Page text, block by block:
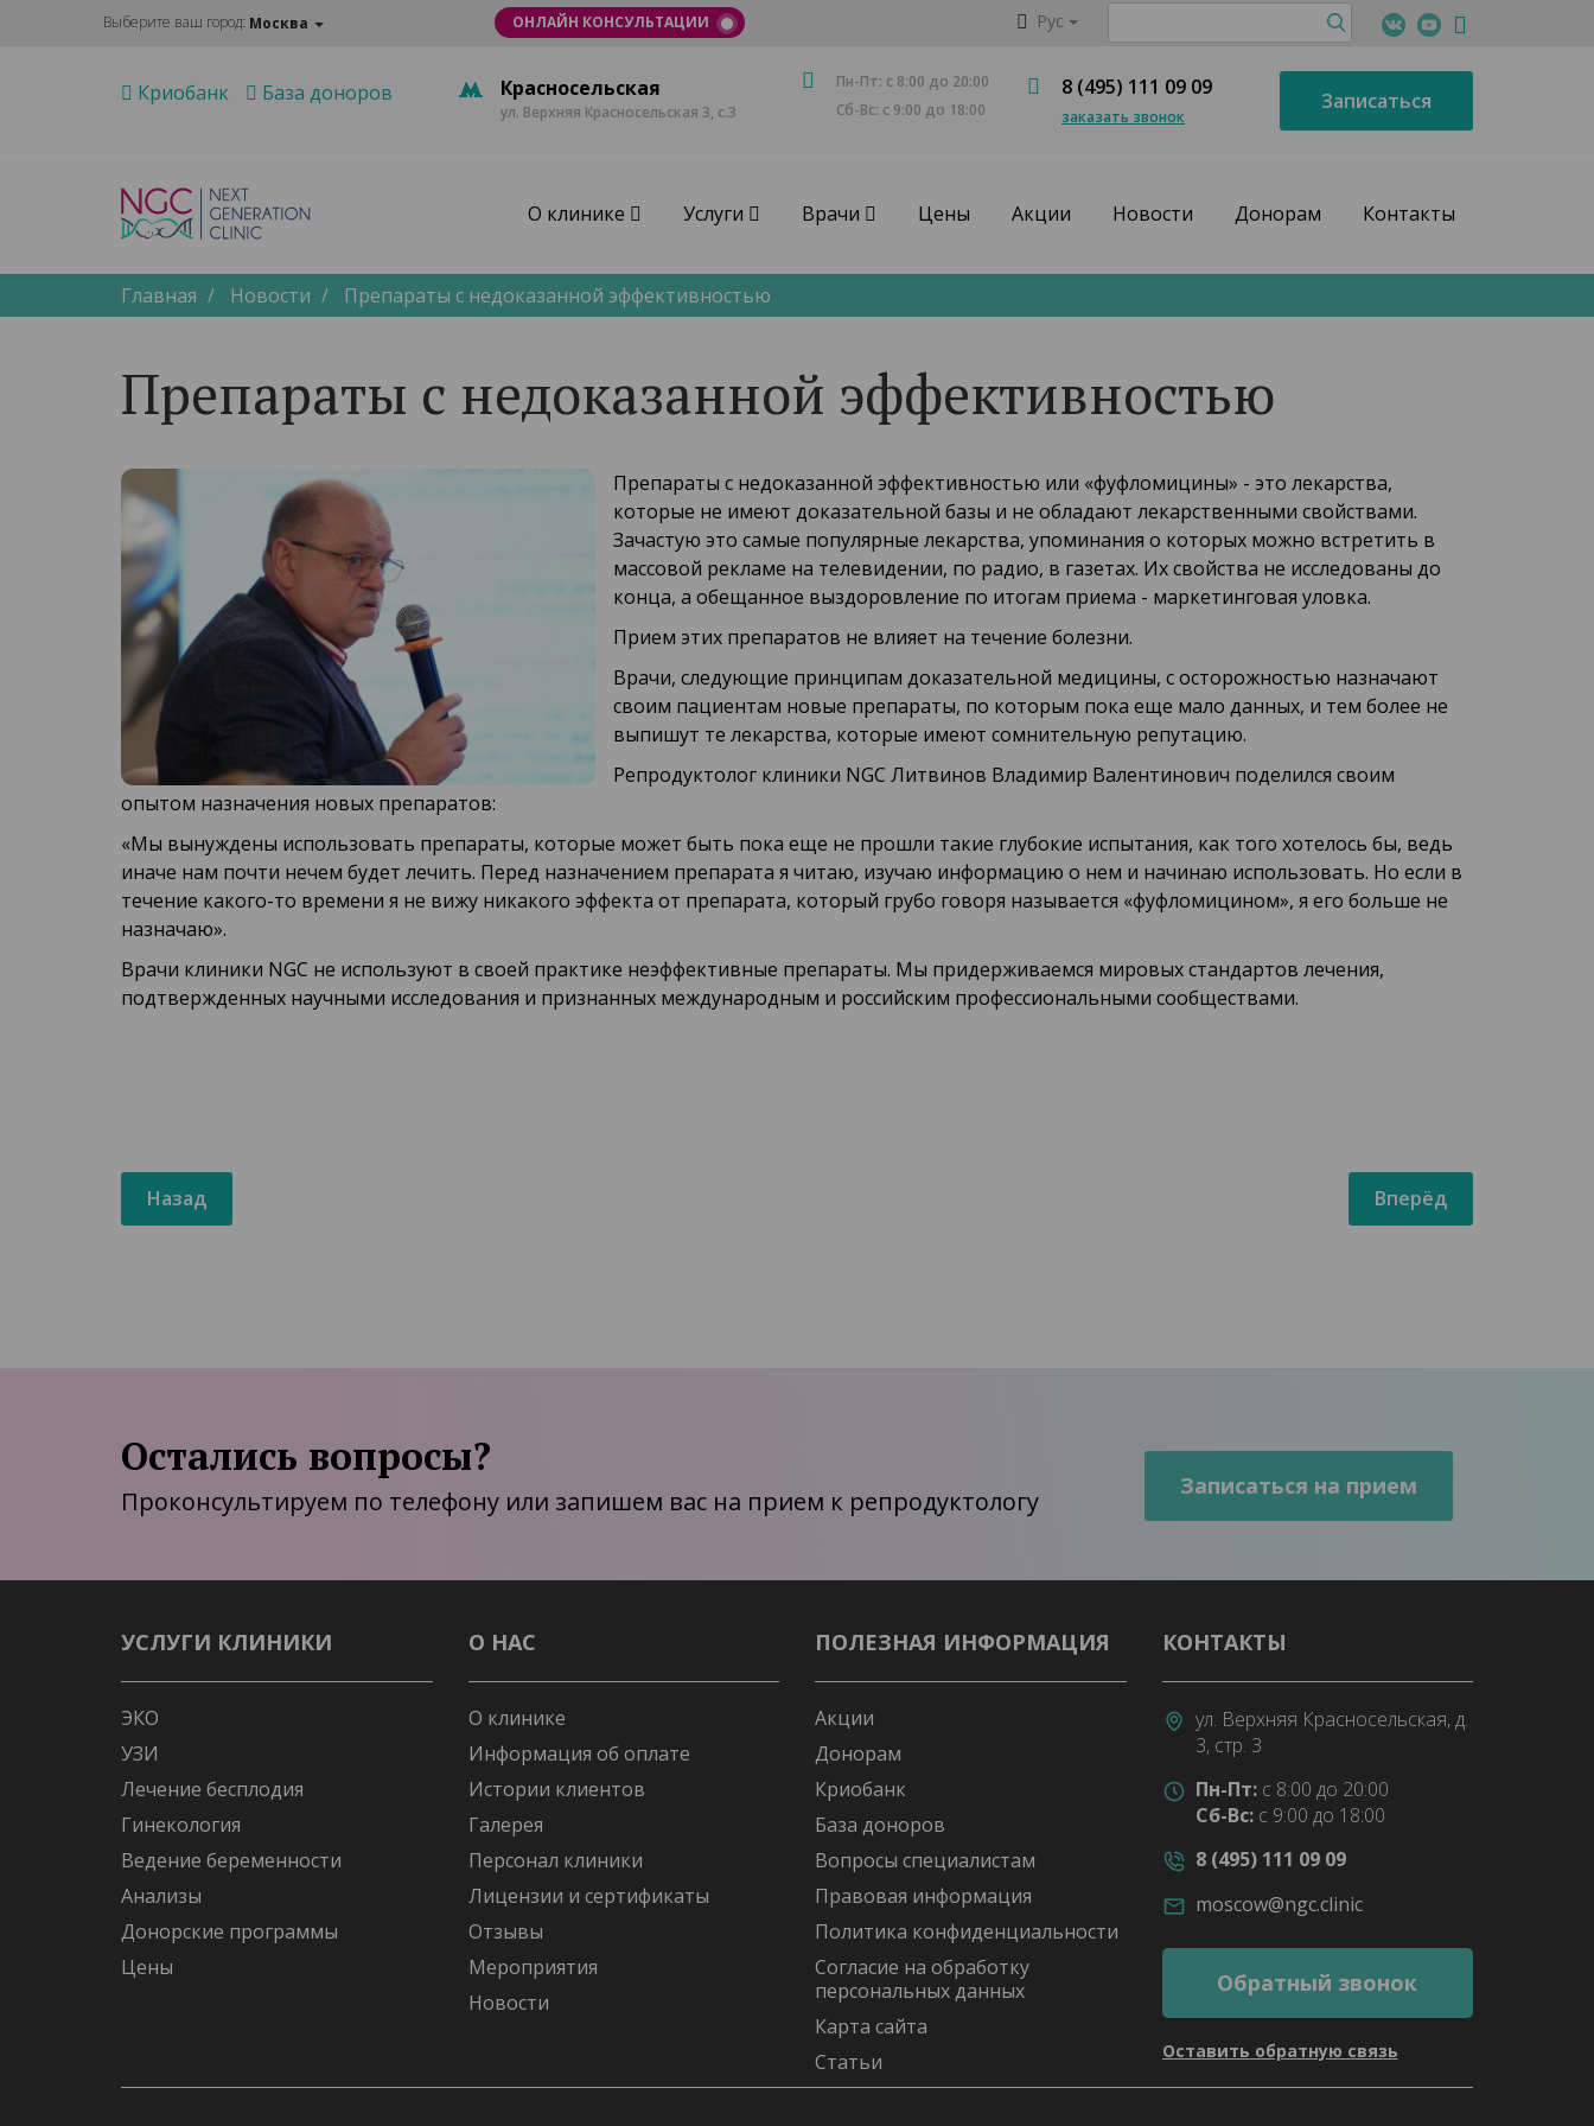
Выберите ваш город: Москва ОНЛАЙН КОНСУЛЬТАЦИИ Рус
Криобанк База доноров Красносельская
ул. Верхняя Красносельская 3, с.3
Пн-Пт: с 8:00 до 20:00
Сб-Вс: с 9:00 до 18:00
8 (495) 111 09 09
заказать звонок
Записаться
О клинике Услуги Врачи Цены Акции Новости Донорам Контакты
Главная Новости Препараты с недоказанной эффективностью
Препараты с недоказанной эффективностью
Препараты с недоказанной эффективностью или «фуфломицины» - это лекарства,
которые не имеют доказательной базы и не обладают лекарственными свойствами.
Зачастую это самые популярные лекарства, упоминания о которых можно встретить в
массовой рекламе на телевидении, по радио, в газетах. Их свойства не исследованы до
конца, а обещанное выздоровление по итогам приема - маркетинговая уловка.
Прием этих препаратов не влияет на течение болезни.
Врачи, следующие принципам доказательной медицины, с осторожностью назначают
своим пациентам новые препараты, по которым пока еще мало данных, и тем более не
выпишут те лекарства, которые имеют сомнительную репутацию.
Репродуктолог клиники NGC Литвинов Владимир Валентинович поделился своим
опытом назначения новых препаратов:
«Мы вынуждены использовать препараты, которые может быть пока еще не прошли такие глубокие испытания, как того хотелось бы, ведь
иначе нам почти нечем будет лечить. Перед назначением препарата я читаю, изучаю информацию о нем и начинаю использовать. Но если в
течение какого-то времени я не вижу никакого эффекта от препарата, который грубо говоря называется «фуфломицином», я его больше не
назначаю».
Врачи клиники NGC не используют в своей практике неэффективные препараты. Мы придерживаемся мировых стандартов лечения,
подтвержденных научными исследования и признанных международным и российским профессиональными сообществами.
Назад Вперёд
Остались вопросы?
Проконсультируем по телефону или запишем вас на прием к репродуктологу
УСЛУГИ КЛИНИКИ
ЭКО
УЗИ
Лечение бесплодия
Гинекология
Ведение беременности
Анализы
Донорские программы
Цены
О НАС
О клинике
Информация об оплате
Истории клиентов
Галерея
Персонал клиники
Лицензии и сертификаты
Отзывы
Мероприятия
Новости
ПОЛЕЗНАЯ ИНФОРМАЦИЯ
Акции
Донорам
Криобанк
База доноров
Вопросы специалистам
Правовая информация
Политика конфиденциальности
Согласие на обработку
персональных данных
Карта сайта
Статьи
КОНТАКТЫ
ул. Верхняя Красносельская, д.
3, стр. 3
Пн-Пт:с 8:00 до 20:00
Сб-Вс:с 9:00 до 18:00
8 (495) 111 09 09
moscow@ngc.clinic
Обратный звонок